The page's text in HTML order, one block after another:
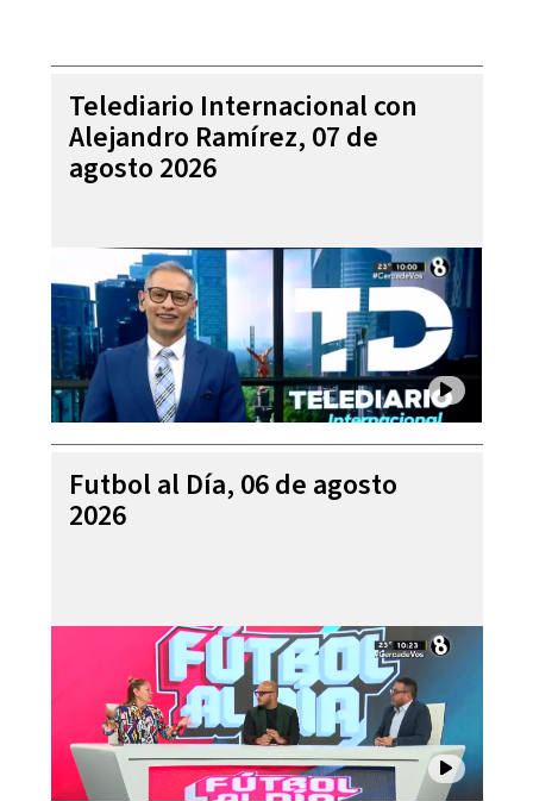
Telediario Internacional con
Alejandro Ramírez, 07 de
agosto 2026
Futbol al Día, 06 de agosto
2026